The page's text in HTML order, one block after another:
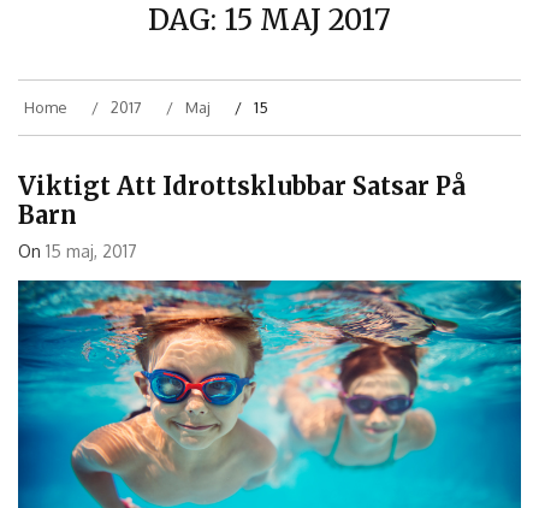
DAG: 15 MAJ 2017
Home 2017 Maj 15
Viktigt Att Idrottsklubbar Satsar På
Barn
On 15 maj, 2017